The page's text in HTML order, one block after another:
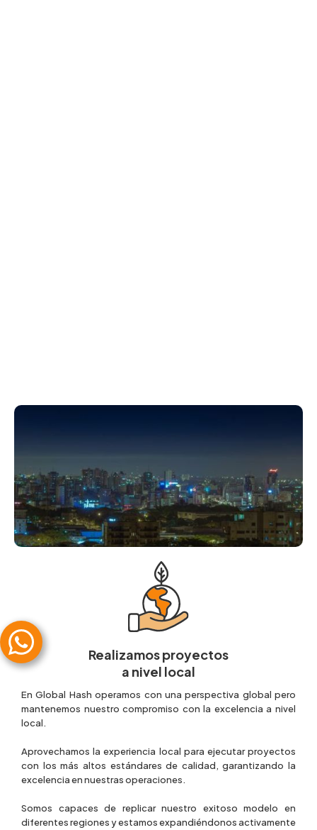
Realizamos proyectos
a nivel local
En Global Hash operamos con una perspectiva global pero
mantenemos nuestro compromiso con la excelencia a nivel
local.
Aprovechamos la experiencia local para ejecutar proyectos
con los más altos estándares de calidad, garantizando la
excelencia en nuestras operaciones.
Somos capaces de replicar nuestro exitoso modelo en
diferentes regiones y estamos expandiéndonos activamente